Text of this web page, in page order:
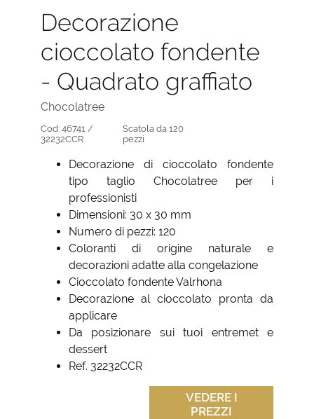
Decorazione
cioccolato fondente
- Quadrato graffiato
Chocolatree
Cod: 46741 /
32232CCR
Scatola da 120
pezzi
Decorazione di cioccolato fondente
tipo taglio Chocolatree per i
professionisti
Dimensioni: 30 x 30 mm
Numero di pezzi: 120
Coloranti di origine naturale e
decorazioni adatte alla congelazione
Cioccolato fondente Valrhona
Decorazione al cioccolato pronta da
applicare
Da posizionare sui tuoi entremet e
dessert
Ref. 32232CCR
VEDERE I
PREZZI